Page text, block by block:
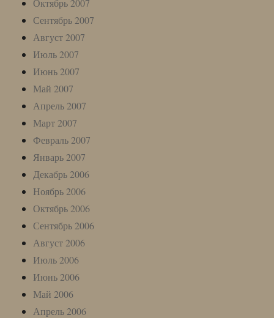
Октябрь 2007
Сентябрь 2007
Август 2007
Июль 2007
Июнь 2007
Май 2007
Апрель 2007
Март 2007
Февраль 2007
Январь 2007
Декабрь 2006
Ноябрь 2006
Октябрь 2006
Сентябрь 2006
Август 2006
Июль 2006
Июнь 2006
Май 2006
Апрель 2006